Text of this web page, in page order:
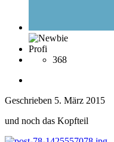
Profi
368
Geschrieben 5. März 2015
und noch das Kopfteil